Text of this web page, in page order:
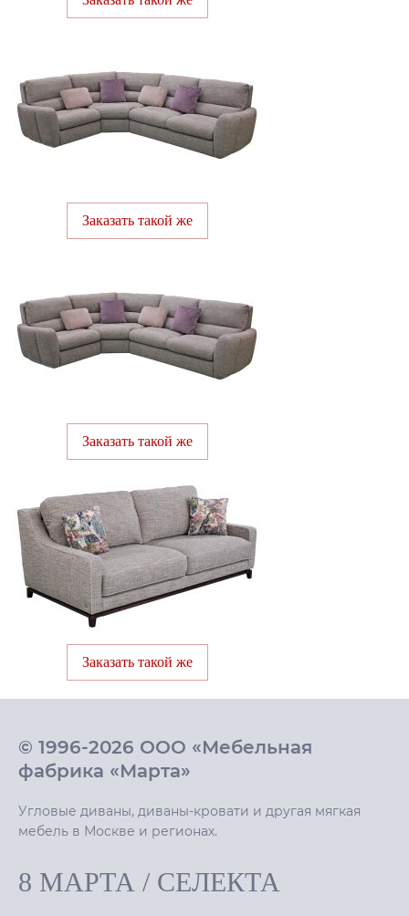
Заказать такой же
Заказать такой же
Заказать такой же
© 1996-2026 ООО «Мебельная
фабрика «Марта»
Угловые диваны, диваны-кровати и другая мягкая
мебель в Москве и регионах.
8 МАРТА / СЕЛЕКТА